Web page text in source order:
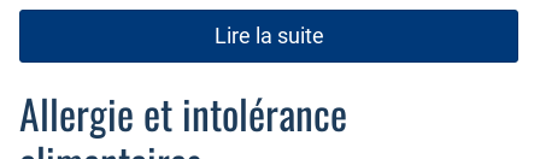
Lire la suite
Allergie et intolérance